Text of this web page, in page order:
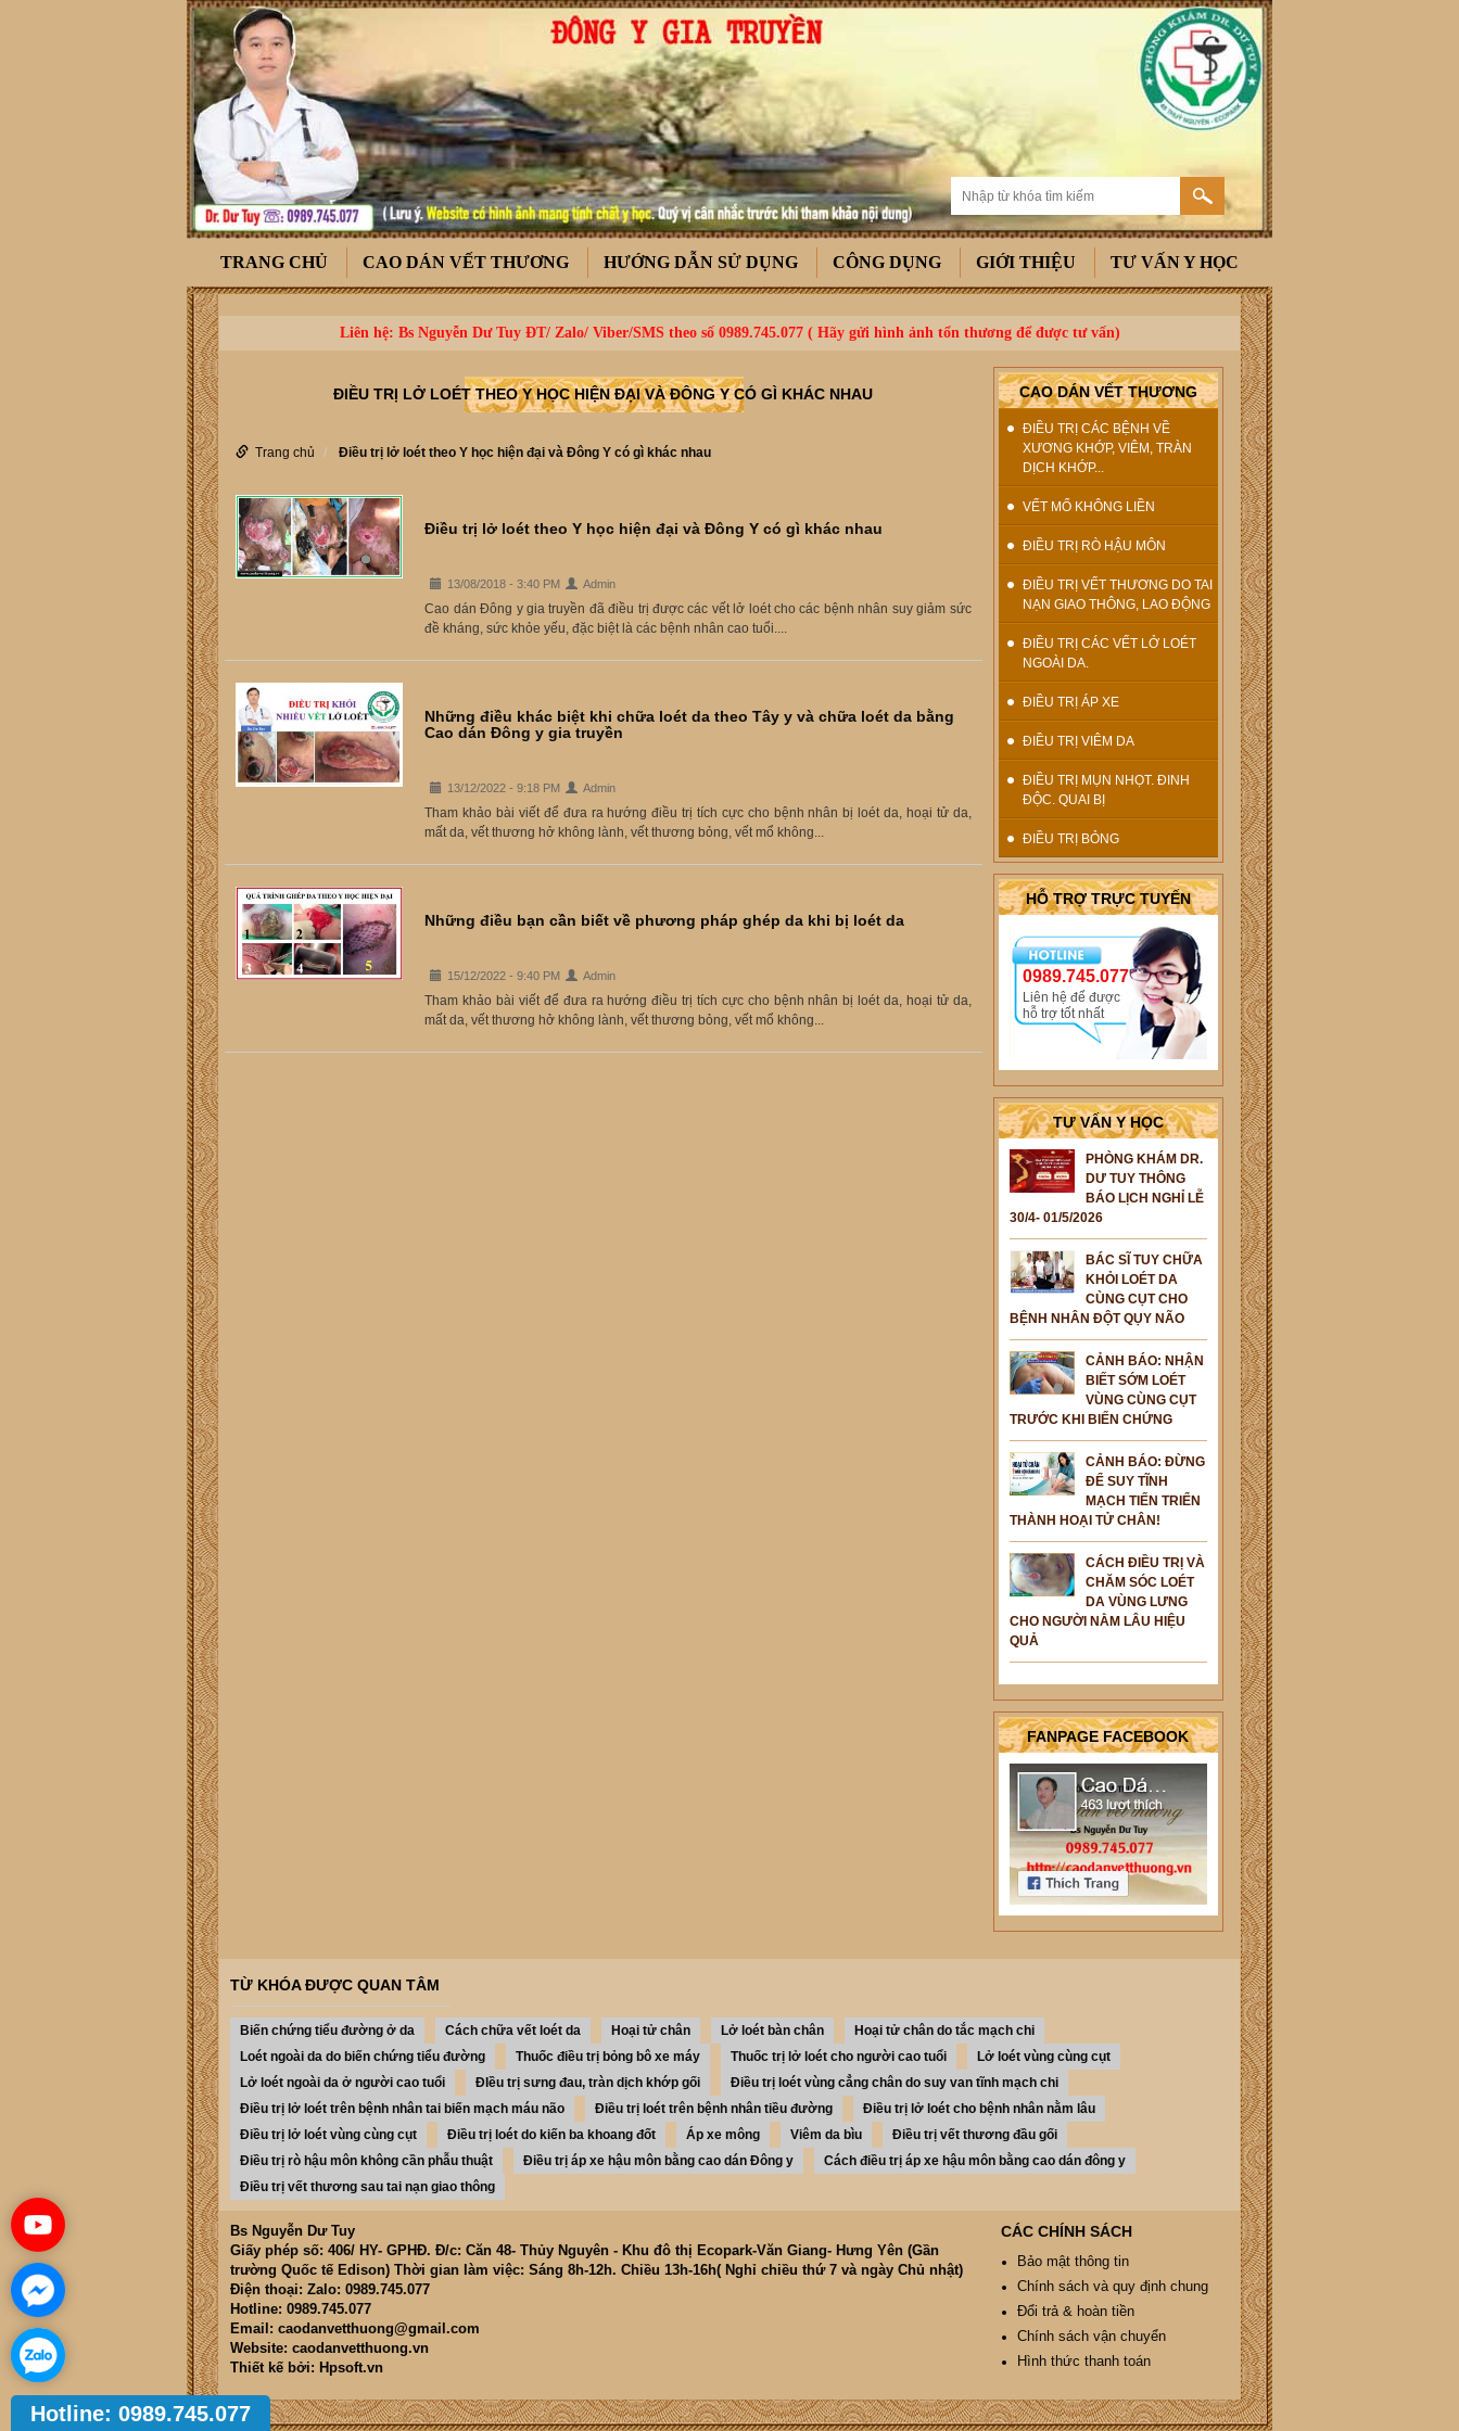
TRANG CHỦ CAO DÁN VẾT THƯƠNG HƯỚNG DẪN SỬ DỤNG CÔNG DỤNG GIỚI THIỆU TƯ VẤN Y HỌC
Liên hệ: Bs Nguyễn Dư Tuy ĐT/ Zalo/ Viber/SMS theo số 0989.745.077 ( Hãy gửi hình ảnh tổn thương để được tư vấn)
ĐIỀU TRỊ LỞ LOÉT THEO Y HỌC HIỆN ĐẠI VÀ ĐÔNG Y CÓ GÌ KHÁC NHAU
Trang chủ Điều trị lở loét theo Y học hiện đại và Đông Y có gì khác nhau
Điều trị lở loét theo Y học hiện đại và Đông Y có gì khác nhau
13/08/2018 - 3:40 PM Admin
Cao dán Đông y gia truyền đã điều trị được các vết lở loét cho các bệnh nhân suy giảm sức
đề kháng, sức khỏe yếu, đặc biệt là các bệnh nhân cao tuổi....
Những điều khác biệt khi chữa loét da theo Tây y và chữa loét da bằng
Cao dán Đông y gia truyền
13/12/2022 - 9:18 PM Admin
Tham khảo bài viết để đưa ra hướng điều trị tích cực cho bệnh nhân bị loét da, hoại tử da,
mất da, vết thương hở không lành, vết thương bỏng, vết mổ không...
Những điều bạn cần biết về phương pháp ghép da khi bị loét da
15/12/2022 - 9:40 PM Admin
Tham khảo bài viết để đưa ra hướng điều trị tích cực cho bệnh nhân bị loét da, hoại tử da,
mất da, vết thương hở không lành, vết thương bỏng, vết mổ không...
CAO DÁN VẾT THƯƠNG
ĐIỀU TRỊ CÁC BỆNH VỀ
XƯƠNG KHỚP, VIÊM, TRÀN
DỊCH KHỚP...
VẾT MỔ KHÔNG LIỀN
ĐIỀU TRỊ RÒ HẬU MÔN
ĐIỀU TRỊ VẾT THƯƠNG DO TAI
NẠN GIAO THÔNG, LAO ĐỘNG
ĐIỀU TRỊ CÁC VẾT LỞ LOÉT
NGOÀI DA.
ĐIỀU TRỊ ÁP XE
ĐIỀU TRỊ VIÊM DA
ĐIỀU TRỊ MỤN NHỌT. ĐINH
ĐỘC. QUAI BỊ
ĐIỀU TRỊ BỎNG
HỖ TRỢ TRỰC TUYẾN
0989.745.077
Liên hệ để được
hỗ trợ tốt nhất
TƯ VẤN Y HỌC
PHÒNG KHÁM DR.
DƯ TUY THÔNG
BÁO LỊCH NGHỈ LỄ
30/4- 01/5/2026
BÁC SĨ TUY CHỮA
KHỎI LOÉT DA
CÙNG CỤT CHO
BỆNH NHÂN ĐỘT QỤY NÃO
CẢNH BÁO: NHẬN
BIẾT SỚM LOÉT
VÙNG CÙNG CỤT
TRƯỚC KHI BIẾN CHỨNG
CẢNH BÁO: ĐỪNG
ĐỂ SUY TĨNH
MẠCH TIẾN TRIỂN
THÀNH HOẠI TỬ CHÂN!
CÁCH ĐIỀU TRỊ VÀ
CHĂM SÓC LOÉT
DA VÙNG LƯNG
CHO NGƯỜI NẰM LÂU HIỆU
QUẢ
FANPAGE FACEBOOK
TỪ KHÓA ĐƯỢC QUAN TÂM
Biến chứng tiểu đường ở da Cách chữa vết loét da Hoại tử chân Lở loét bàn chân
Hoại tử chân do tắc mạch chi
Loét ngoài da do biến chứng tiểu đường
Thuốc điều trị bỏng bô xe máy Thuốc trị lở loét cho người cao tuổi
Lở loét vùng cùng cụt
Lở loét ngoài da ở người cao tuổi
ĐIều trị sưng đau, tràn dịch khớp gối
Điều trị loét vùng cẳng chân do suy van tĩnh mạch chi
Điều trị lở loét trên bệnh nhân tai biến mạch máu não
Điều trị loét trên bệnh nhân tiều đường
Điều trị lở loét cho bệnh nhân nằm lâu
Điều trị lở loét vùng cùng cụt
Điều trị loét do kiến ba khoang đốt Áp xe mông Viêm da bìu
Điều trị vết thương đầu gối
Điều trị rò hậu môn không cần phẫu thuật
Điều trị áp xe hậu môn bằng cao dán Đông y
Cách điều trị áp xe hậu môn bằng cao dán đông y
Điều trị vết thương sau tai nạn giao thông
Bs Nguyễn Dư Tuy
Giấy phép số: 406/ HY- GPHĐ. Đ/c: Căn 48- Thủy Nguyên - Khu đô thị Ecopark-Văn Giang- Hưng Yên (Gần
trường Quốc tế Edison) Thời gian làm việc: Sáng 8h-12h. Chiều 13h-16h( Nghỉ chiều thứ 7 và ngày Chủ nhật)
Điện thoại: Zalo: 0989.745.077
Hotline: 0989.745.077
Email: caodanvetthuong@gmail.com
Website: caodanvetthuong.vn
Thiết kế bởi: Hpsoft.vn
CÁC CHÍNH SÁCH
Bảo mật thông tin
Chính sách và quy định chung
Đổi trả & hoàn tiền
Chính sách vận chuyển
Hình thức thanh toán
Hotline: 0989.745.077